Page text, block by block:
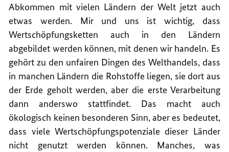
Abkommen mit vielen Ländern der Welt jetzt auch
etwas werden. Mir und uns ist wichtig, dass
Wertschöpfungsketten auch in den Ländern
abgebildet werden können, mit denen wir handeln. Es
gehört zu den unfairen Dingen des Welthandels, dass
in manchen Ländern die Rohstoffe liegen, sie dort aus
der Erde geholt werden, aber die erste Verarbeitung
dann anderswo stattfindet. Das macht auch
ökologisch keinen besonderen Sinn, aber es bedeutet,
dass viele Wertschöpfungspotenziale dieser Länder
nicht genutzt werden können. Manches, was